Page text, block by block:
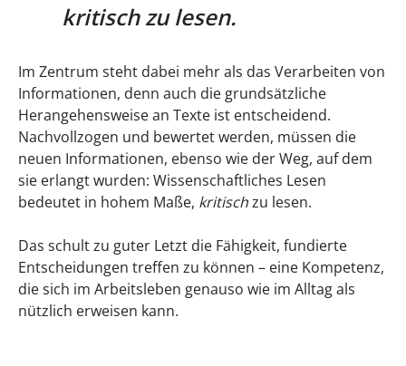
Notizen machen: Deine Basis zum
Wissenschaftliche Studien lesen: Darauf
kommt es an
Folgende Fragen helfen beim Erschließen
einer wissenschaftlichen Studie und beim
Einordnen der Ergebnisse:
wissenschaftlichen Lesen
Evernote
kritisch zu lesen.
Im Zentrum steht dabei mehr als das Verarbeiten von
Informationen, denn auch die grundsätzliche
Herangehensweise an Texte ist entscheidend.
Nachvollzogen und bewertet werden, müssen die
neuen Informationen, ebenso wie der Weg, auf dem
sie erlangt wurden: Wissenschaftliches Lesen
bedeutet in hohem Maße, kritischzu lesen.
Das schult zu guter Letzt die Fähigkeit, fundierte
Entscheidungen treffen zu können – eine Kompetenz,
die sich im Arbeitsleben genauso wie im Alltag als
nützlich erweisen kann.